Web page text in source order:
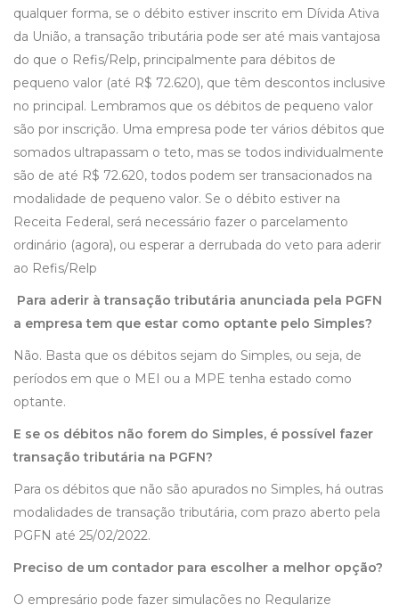
qualquer forma, se o débito estiver inscrito em Dívida Ativa
da União, a transação tributária pode ser até mais vantajosa
do que o Refis/Relp, principalmente para débitos de
pequeno valor (até R$ 72.620), que têm descontos inclusive
no principal. Lembramos que os débitos de pequeno valor
são por inscrição. Uma empresa pode ter vários débitos que
somados ultrapassam o teto, mas se todos individualmente
são de até R$ 72.620, todos podem ser transacionados na
modalidade de pequeno valor. Se o débito estiver na
Receita Federal, será necessário fazer o parcelamento
ordinário (agora), ou esperar a derrubada do veto para aderir
ao Refis/Relp
Para aderir à transação tributária anunciada pela PGFN
a empresa tem que estar como optante pelo Simples?
Não. Basta que os débitos sejam do Simples, ou seja, de
períodos em que o MEI ou a MPE tenha estado como
optante.
E se os débitos não forem do Simples, é possível fazer
transação tributária na PGFN?
Para os débitos que não são apurados no Simples, há outras
modalidades de transação tributária, com prazo aberto pela
PGFN até 25/02/2022.
Preciso de um contador para escolher a melhor opção?
O empresário pode fazer simulações no Regularize